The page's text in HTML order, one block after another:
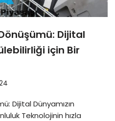
Dijital
için Bir
Dijital Dünyamızın
Teknolojinin hızla